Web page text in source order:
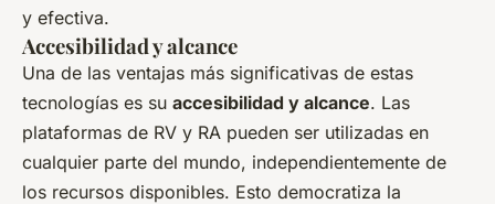
y efectiva.
Accesibilidad y alcance
Una de las ventajas más significativas de estas
tecnologías es su accesibilidad y alcance. Las
plataformas de RV y RA pueden ser utilizadas en
cualquier parte del mundo, independientemente de
los recursos disponibles. Esto democratiza la